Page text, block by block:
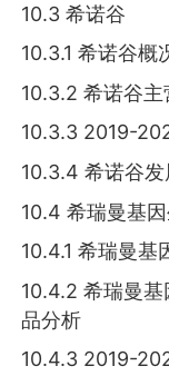
10.3 希诺谷
10.3.1 希诺谷概
10.3.2 希诺谷
10.3.3 2019-
10.3.4 希诺谷
10.4 希瑞曼基
10.4.1 希瑞曼基
10.4.2 希瑞曼
品分析
10.4.3 2019-